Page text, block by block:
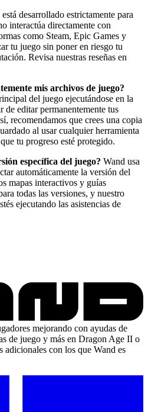
desarrollado estrictamente para
interactúa directamente con
como Steam, Epic Games y
tu juego sin poner en riesgo tu
Revisa nuestras reseñas en
mis archivos de juego?
del juego ejecutándose en la
de editar permanentemente tus
recomendamos que crees una copia
al usar cualquier herramienta
tu progreso esté protegido.
específica del juego? Wand usa
automáticamente la versión del
mapas interactivos y guías
todas las versiones, y nuestro
ejecutando las asistencias de
mejorando con ayudas de
de juego y más en Dragon Age II o
adicionales con los que Wand es